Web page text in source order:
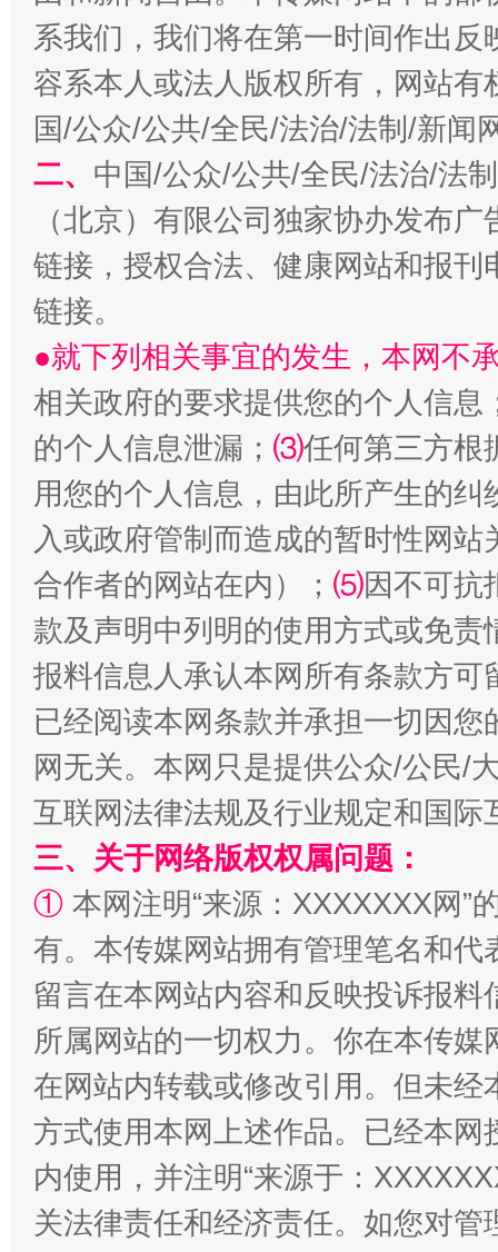
习近平的博鳌关键词
魏明亮
“刷贴”乱象丛生
生
揭批美国五大"原罪" "炒
解纷+调解+退费，一次搞定
系我们，我们将在第一时间作出
容系本人或法人版权所有，网站
国/公众/公共/全民/法治/法制/新闻
二、 中国/公众/公共/全民/法治/法
（北京）有限公司独家协办发布
链接，授权合法、健康网站和报
链接。
●就下列相关事宜的发生，本网不
相关政府的要求提供您的个人信息
的个人信息泄漏； ⑶任何第三方根
用您的个人信息，由此所产生的纠
入或政府管制而造成的暂时性网
合作者的网站在内）； ⑸因不可抗
款及声明中列明的使用方式或免责
报料信息人承认本网所有条款方
已经阅读本网条款并承担一切因
网无关。本网只是提供公众/公民/
互联网法律法规及行业规定和国
三、关于网络版权权属问题：
① 本网注明“来源：XXXXXXX网”
有。本传媒网站拥有管理笔名和
留言在本网站内容和反映投诉报
所属网站的一切权力。你在本传
在网站内转载或修改引用。但未
方式使用本网上述作品。已经本
内使用，并注明“来源于：
关法律责任和经济责任。如您对